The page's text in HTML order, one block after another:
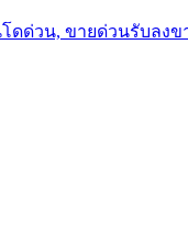
ดด่วน, ขายด่วนรับลงข